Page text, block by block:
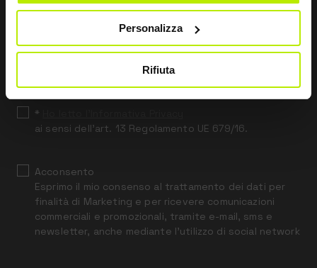
Personalizza
Rifiuta
Restiamo in contatto
this
blank
*
ai sensi dell’art. 13 Regolamento UE 679/16.
Acconsento
Esprimo il mio consenso al trattamento dei dati per
finalità di Marketing e per ricevere comunicazioni
commerciali e promozionali, tramite e-mail, sms e
newsletter, anche mediante l’utilizzo di social network